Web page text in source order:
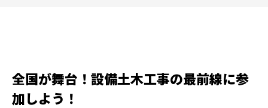
全国が舞台！設備土木工事の最前線に参
加しよう！